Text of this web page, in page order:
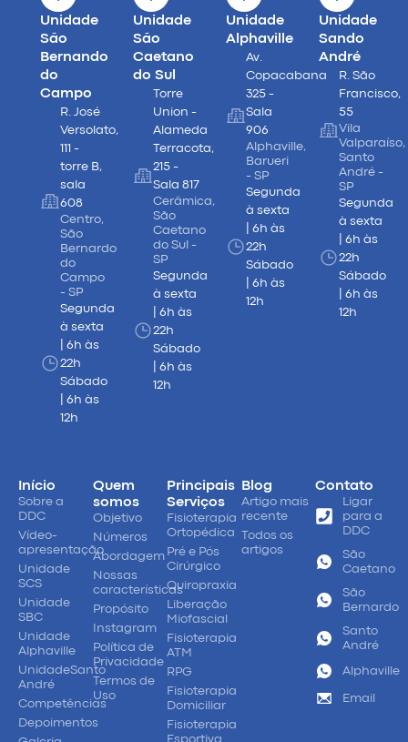
Unidade
São
Bernando
do
Campo
R. José
Versolato,
111 -
torre B,
sala
608
Centro,
São
Bernardo
do
Campo
- SP
Segunda
à sexta
| 6h às
22h
Sábado
| 6h às
12h
Unidade
São
Caetano
do Sul
Torre
Union -
Alameda
Terracota,
215 -
Sala 817
Cerâmica,
São
Caetano
do Sul -
SP
Segunda
à sexta
| 6h às
22h
Sábado
| 6h às
12h
Unidade
Alphaville
Av.
Copacabana
325 -
Sala
906
Alphaville,
Barueri
- SP
Segunda
à sexta
| 6h às
22h
Sábado
| 6h às
12h
Unidade
Sando
André
R. São
Francisco,
55
Vila
Valparaíso,
Santo
André -
SP
Segunda
à sexta
| 6h às
22h
Sábado
| 6h às
12h
Início
Sobre a
DDC
Vídeo-
apresentação
Unidade
SCS
Unidade
SBC
Unidade
Alphaville
UnidadeSanto
André
Competências
Depoimentos
Quem
somos
Objetivo
Números
Abordagem
Nossas
características
Propósito
Instagram
Política de
Privacidade
Termos de
Uso
Principais
Serviços
Fisioterapia
Ortopédica
Pré e Pós
Cirúrgico
Quiropraxia
Liberação
Miofascial
Fisioterapia
ATM
RPG
Fisioterapia
Domiciliar
Fisioterapia
Esportiva
Blog
Artigo mais
recente
Todos os
artigos
Contato
Ligar
para a
DDC
São
Caetano
São
Bernardo
Santo
André
Alphaville
Email